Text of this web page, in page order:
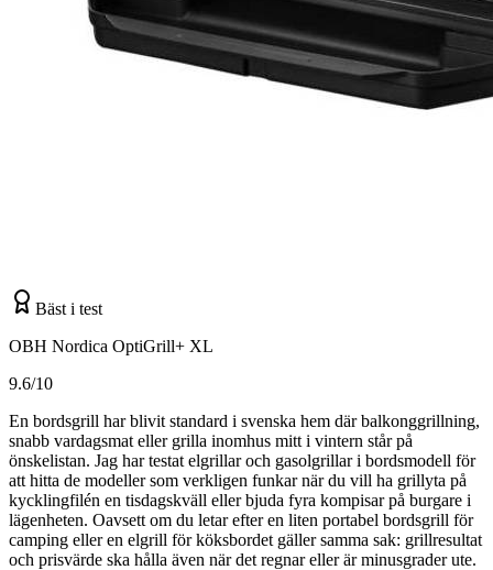
Bäst i test
OBH Nordica OptiGrill+ XL
9.6/10
En bordsgrill har blivit standard i svenska hem där balkonggrillning,
snabb vardagsmat eller grilla inomhus mitt i vintern står på
önskelistan. Jag har testat elgrillar och gasolgrillar i bordsmodell för
att hitta de modeller som verkligen funkar när du vill ha grillyta på
kycklingfilén en tisdagskväll eller bjuda fyra kompisar på burgare i
lägenheten. Oavsett om du letar efter en liten portabel bordsgrill för
camping eller en elgrill för köksbordet gäller samma sak: grillresultat
och prisvärde ska hålla även när det regnar eller är minusgrader ute.